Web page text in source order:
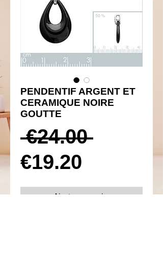
PENDENTIF ARGENT ET
CERAMIQUE NOIRE
GOUTTE
€24.00 Prix
original
€19.20
Ajouter au panier